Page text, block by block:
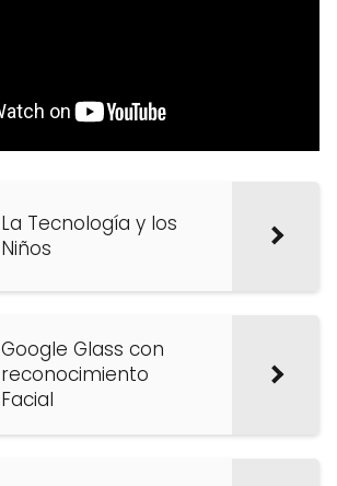
La Tecnología y los
Niños
Google Glass con
reconocimiento
Facial